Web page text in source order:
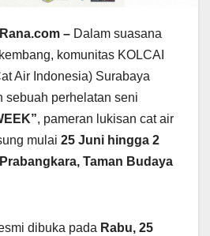
– Dalam suasana
komunitas KOLCAI
Air Indonesia) Surabaya
sebuah perhelatan seni
, pameran lukisan cat air
mulai 25 Juni hingga 2
Taman Budaya
dibuka pada Rabu, 25